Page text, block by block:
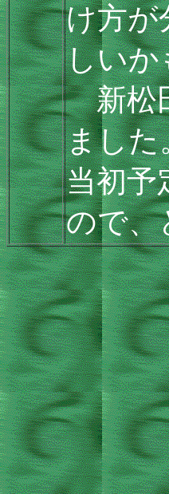
け方が
しいか
新松
ました
当初予
ので、